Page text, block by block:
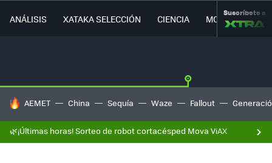
ANÁLISIS XATAKA SELECCIÓN CIENCIA MOVILIDAD
Suscríbete a
HOY SE HABLA DE
AEMET China Sequía Waze Fallout
🌿¡Últimas horas! Sorteo de robot cortacésped Mova ViAX